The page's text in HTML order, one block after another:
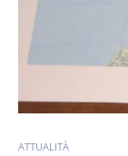
ATTUALITÀ